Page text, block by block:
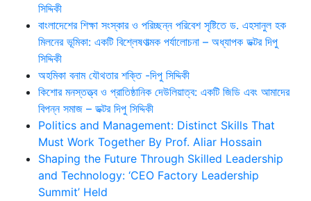
সিদ্দিকী
বাংলাদেশের শিক্ষা সংস্কার ও পরিচ্ছন্ন পরিবেশ সৃষ্টিতে ড. এহসানুল হক
মিলনের ভূমিকা: একটি বিশ্লেষণাত্মক পর্যালোচনা – অধ্যাপক ডক্টর দিপু
সিদ্দিকী
অহমিকা বনাম যৌথতার শক্তি -দিপু সিদ্দিকী
কিশোর মনস্তত্ত্ব ও প্রাতিষ্ঠানিক দেউলিয়াত্ব: একটি জিডি এবং আমাদের
বিপন্ন সমাজ – ডক্টর দিপু সিদ্দিকী
Politics and Management: Distinct Skills That
Must Work Together By Prof. Aliar Hossain
Shaping the Future Through Skilled Leadership
and Technology: ‘CEO Factory Leadership
Summit’ Held